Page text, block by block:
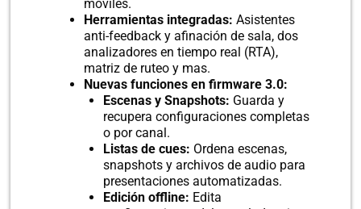
móviles.
Herramientas integradas: Asistentes
anti-feedback y afinación de sala, dos
analizadores en tiempo real (RTA),
matriz de ruteo y mas.
Nuevas funciones en firmware 3.0:
Escenas y Snapshots: Guarda y
recupera configuraciones completas
o por canal.
Listas de cues: Ordena escenas,
snapshots y archivos de audio para
presentaciones automatizadas.
Edición offline: Edita